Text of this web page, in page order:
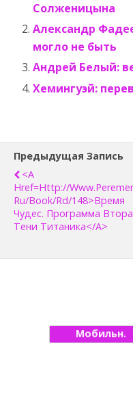
Солженицына
Александр
могло не быть
Андрей Белый:
Хемингуэй:
Предыдущая Запись
<a
Href=http://
Ru/book/rd/148>Время
Чудес. Программа
Тени Титаника</a>
Мобильн.